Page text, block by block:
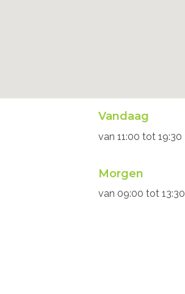
Openingsuren
Vandaag
van 11:00 tot 19:30
Morgen
van 09:00 tot 13:30